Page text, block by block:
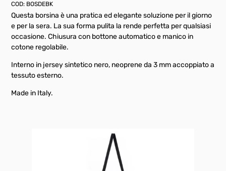
COD: BOSDEBK
Questa borsina è una pratica ed elegante soluzione per il giorno
e per la sera. La sua forma pulita la rende perfetta per qualsiasi
occasione. Chiusura con bottone automatico e manico in
cotone regolabile.
Interno in jersey sintetico nero, neoprene da 3 mm accoppiato a
tessuto esterno.
Made in Italy.